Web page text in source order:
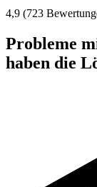
4,9 (723
Probleme
haben die